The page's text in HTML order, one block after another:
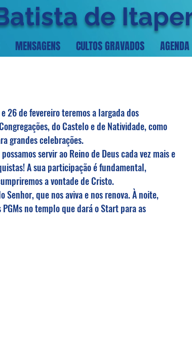
MENSAGENS CULTOS GRAVADOS AGENDA
de
26 de fevereiro teremos a largada dos
do Castelo e de Natividade, como
grandes celebrações.
servir ao Reino de Deus cada vez mais e
A sua participação é fundamental,
a vontade de Cristo.
que nos aviva e nos renova. À noite,
no templo que dará o Start para as